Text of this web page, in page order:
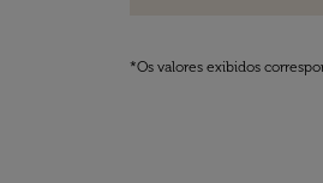
*Os valores exibidos